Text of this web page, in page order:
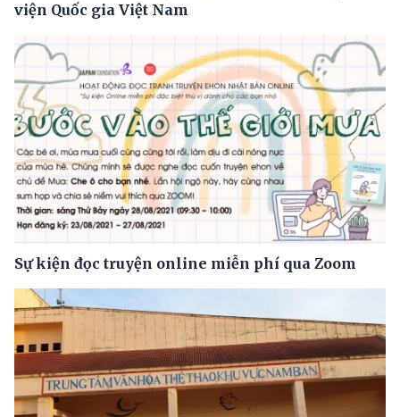
viện Quốc gia Việt Nam
Sự kiện đọc truyện online miễn phí qua Zoom